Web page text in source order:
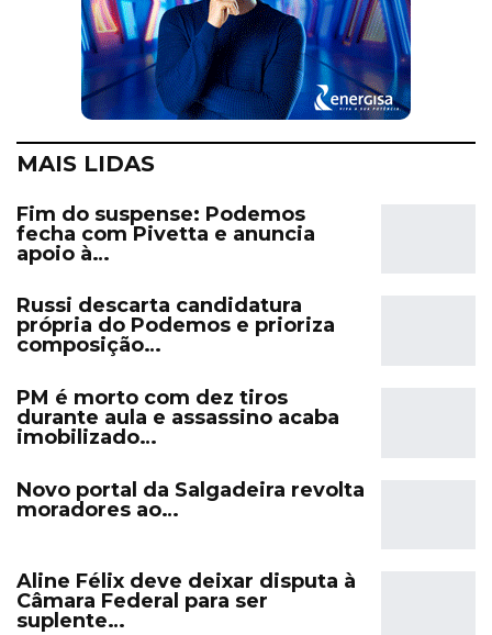
MAIS LIDAS
Fim do suspense: Podemos
fecha com Pivetta e anuncia
apoio à…
Russi descarta candidatura
própria do Podemos e prioriza
composição…
PM é morto com dez tiros
durante aula e assassino acaba
imobilizado…
Novo portal da Salgadeira revolta
moradores ao…
Aline Félix deve deixar disputa à
Câmara Federal para ser
suplente…